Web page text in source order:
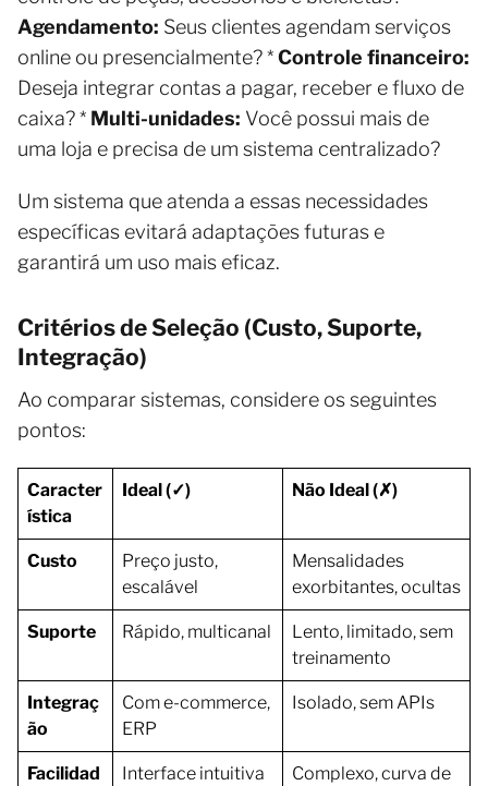
Agendamento: Seus clientes agendam serviços
online ou presencialmente? *Controle financeiro:
Deseja integrar contas a pagar, receber e fluxo de
caixa? * Multi-unidades: Você possui mais de
uma loja e precisa de um sistema centralizado?
Um sistema que atenda a essas necessidades
específicas evitará adaptações futuras e
garantirá um uso mais eficaz.
Critérios de Seleção (Custo, Suporte,
Integração)
Ao comparar sistemas, considere os seguintes
pontos:
Caracter
ística
Ideal (✓) Não Ideal (✗)
Custo
Preço justo,
escalável
Mensalidades
exorbitantes, ocultas
Suporte Rápido, multicanal
Lento, limitado, sem
treinamento
Integraç
ão
Com e-commerce,
ERP
Isolado, sem APIs
Facilidad
Interface intuitiva
Complexo, curva de